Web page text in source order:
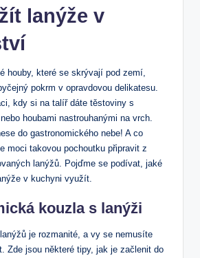
lanýže v
houby, které se skrývají pod zemí,
pokrm v opravdovou delikatesu.
kdy si na talíř dáte těstoviny s
houbami nastrouhanými na vrch.
do gastronomického nebe! A co
moci takovou pochoutku připravit z
lanýžů. Pojďme se podívat, jaké
v kuchyni využít.
kouzla s lanýži
je rozmanité, a vy se nemusíte
Zde jsou některé tipy, jak je začlenit do